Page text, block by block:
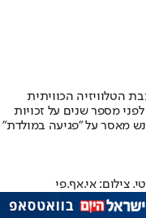
הטלוויזיה הכוויתית
מספר שנים על זכויות
מאסר על "פגיעה במולדת"
צילום: אי.אף.פי